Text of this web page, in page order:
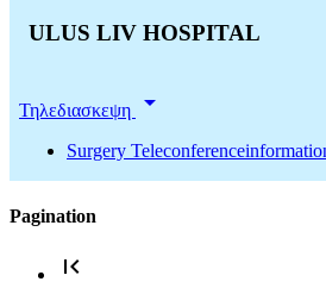
ULUS LIV HOSPITAL
Τηλεδιασκεψη arrow_drop_down
Surgery
Pagination
first_page